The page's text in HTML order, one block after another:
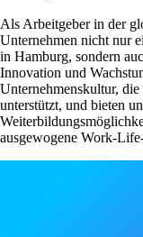
Als Arbeitgeber in der
Unternehmen nicht nur
in Hamburg, sondern
Innovation und
Unternehmenskultur,
unterstützt, und bieten
ausgewogene Work-